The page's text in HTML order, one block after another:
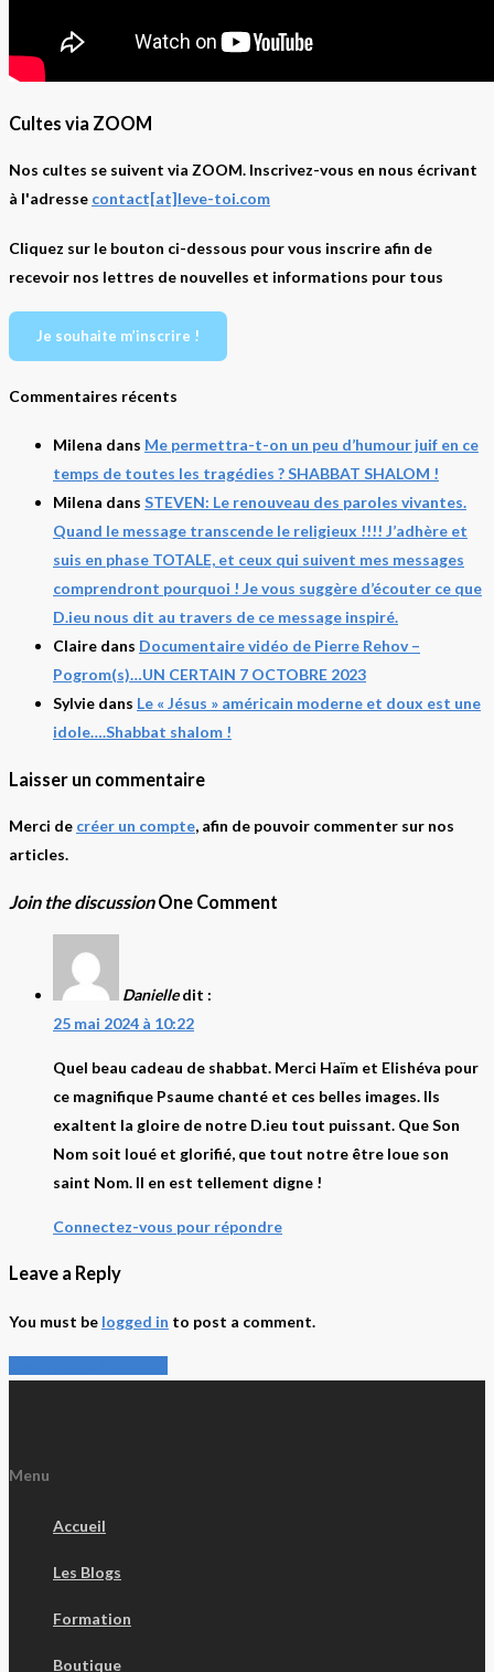
Cultes via ZOOM
Nos cultes se suivent via ZOOM. Inscrivez-vous en nous écrivant
à l'adresse contact[at]leve-toi.com
Cliquez sur le bouton ci-dessous pour vous inscrire afin de
recevoir nos lettres de nouvelles et informations pour tous
Je souhaite m’inscrire !
Commentaires récents
Milena dans Me permettra-t-on un peu d’humour juif en ce
temps de toutes les tragédies ? SHABBAT SHALOM !
Milena dans STEVEN: Le renouveau des paroles vivantes.
Quand le message transcende le religieux !!!! J’adhère et
suis en phase TOTALE, et ceux qui suivent mes messages
comprendront pourquoi ! Je vous suggère d’écouter ce que
D.ieu nous dit au travers de ce message inspiré.
Claire dans Documentaire vidéo de Pierre Rehov –
Pogrom(s)…UN CERTAIN 7 OCTOBRE 2023
Sylvie dans Le « Jésus » américain moderne et doux est une
idole….Shabbat shalom !
Laisser un commentaire
Merci de créer un compte, afin de pouvoir commenter sur nos
articles.
Join the discussionOne Comment
Danielle dit :
25 mai 2024 à 10:22
Quel beau cadeau de shabbat. Merci Haïm et Elishéva pour
ce magnifique Psaume chanté et ces belles images. Ils
exaltent la gloire de notre D.ieu tout puissant. Que Son
Nom soit loué et glorifié, que tout notre être loue son
saint Nom. Il en est tellement digne !
Connectez-vous pour répondre
Leave a Reply
You must be logged in to post a comment.
Menu
Accueil
Les Blogs
Formation
Boutique